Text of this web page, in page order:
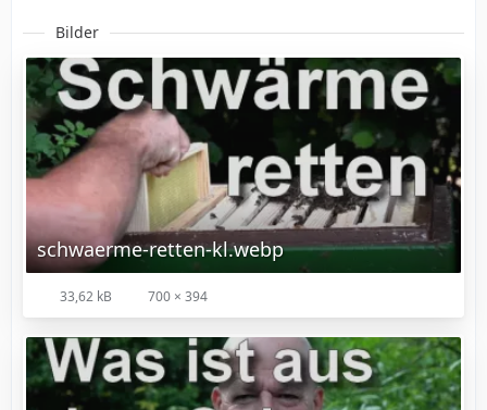
Bilder
schwaerme-retten-kl.webp
33,62 kB 700 × 394